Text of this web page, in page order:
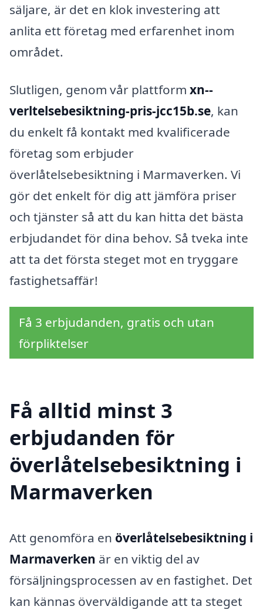
säljare, är det en klok investering att
anlita ett företag med erfarenhet inom
området.
Slutligen, genom vår plattform xn--
verltelsebesiktning-pris-jcc15b.se, kan
du enkelt få kontakt med kvalificerade
företag som erbjuder
överlåtelsebesiktning i Marmaverken. Vi
gör det enkelt för dig att jämföra priser
och tjänster så att du kan hitta det bästa
erbjudandet för dina behov. Så tveka inte
att ta det första steget mot en tryggare
fastighetsaffär!
Få 3 erbjudanden, gratis och utan
förpliktelser
Få alltid minst 3
erbjudanden för
överlåtelsebesiktning i
Marmaverken
Att genomföra en överlåtelsebesiktning i
Marmaverken är en viktig del av
försäljningsprocessen av en fastighet. Det
kan kännas överväldigande att ta steget